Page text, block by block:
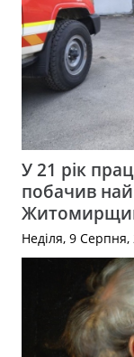
У 21 рік
побачив
Неділя, 9 Серпня,